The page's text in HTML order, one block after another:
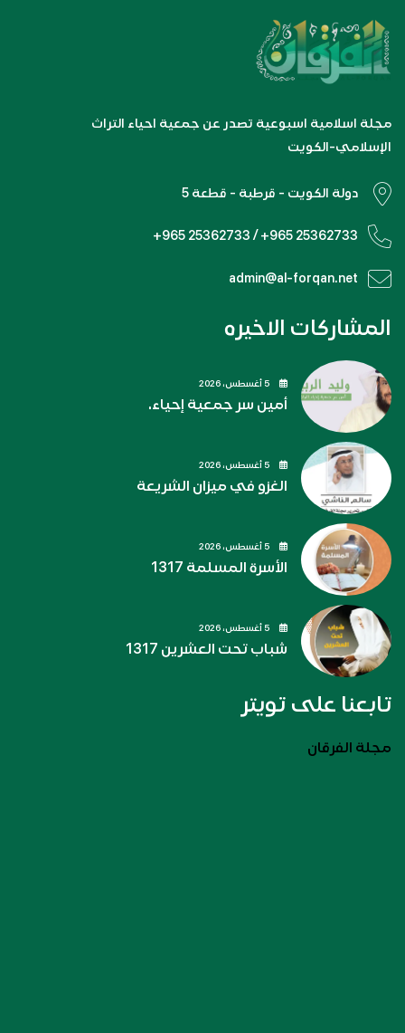
مجلة اسلامية اسبوعية تصدر عن جمعية احياء التراث
الإسلامي-الكويت
دولة الكويت - قرطبة - قطعة 5
+965 25362733 / +965 25362733
admin@al-forqan.net
المشاركات الاخيره
أمين سر جمعية إحياء.
الغزو في ميزان الشريعة
الأسرة المسلمة 1317
شباب تحت العشرين 1317
تابعنا على تويتر
مجلة الفرقان